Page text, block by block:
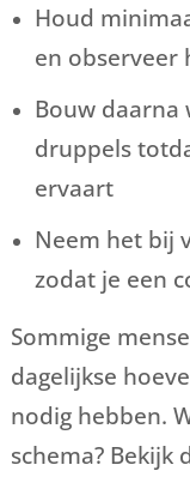
Houd
en observeer
Bouw daarna
druppels
ervaart
Neem het bij
zodat je een
Sommige
dagelijkse
nodig hebben.
schema? Bekijk